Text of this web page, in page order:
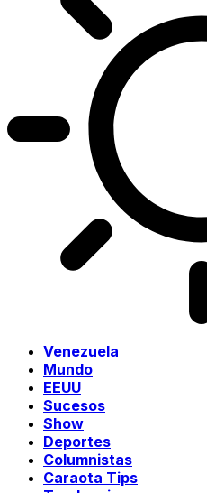
Venezuela
Mundo
EEUU
Sucesos
Show
Deportes
Columnistas
Caraota Tips